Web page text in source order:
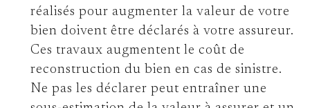
réalisés pour augmenter la valeur de votre
bien doivent être déclarés à votre assureur.
Ces travaux augmentent le coût de
reconstruction du bien en cas de sinistre.
Ne pas les déclarer peut entraîner une